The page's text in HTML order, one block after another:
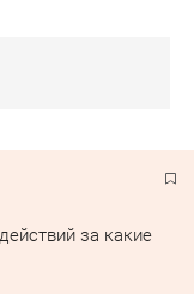
за какие